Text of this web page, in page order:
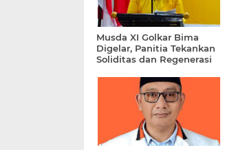
Musda XI Golkar Bima
Digelar, Panitia Tekankan
Soliditas dan Regenerasi